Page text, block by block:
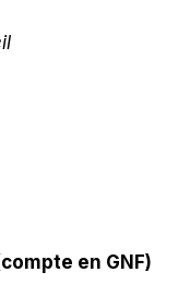
en GNF)